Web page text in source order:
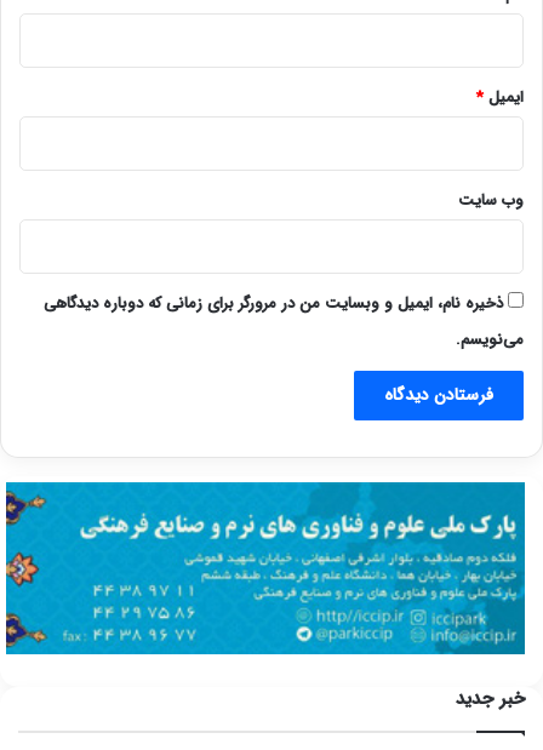
ایمیل*
وب‌ سایت
ذخیره نام، ایمیل و وبسایت من در مرورگر برای زمانی که دوباره دیدگاهی
می‌نویسم.
خبر جدید